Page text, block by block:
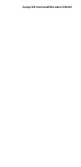
Jusqu'à 8 mensualités sans intérêt.